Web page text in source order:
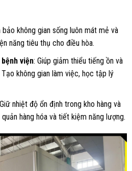
không gian sống luôn mát mẻ và
năng tiêu thụ cho điều hòa.
viện: Giúp giảm thiểu tiếng ồn và
không gian làm việc, học tập lý
nhiệt độ ổn định trong kho hàng và
hàng hóa và tiết kiệm năng lượng.